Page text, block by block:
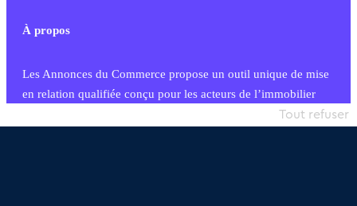
À propos
Les Annonces du Commerce propose un outil unique de mise
en relation qualifiée conçu pour les acteurs de l’immobilier
commercial et les collectivités territoriales, simple et intégrant
Tout refuser